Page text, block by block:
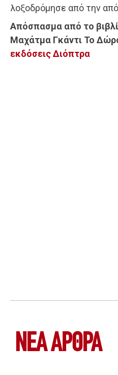
λοξοδρόμησε από την
Απόσπασμα από το
Μαχάτμα Γκάντι Το
εκδόσεις Διόπτρα
ΝΕΑ ΆΡΘΡΑ